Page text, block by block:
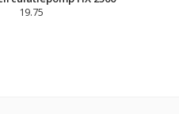
19.75